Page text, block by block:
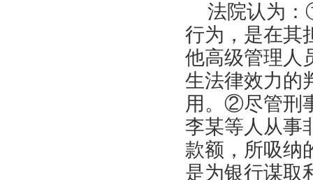
法院认为：
行为，是在其
他高级管理人
生法律效力的
用。②尽管刑
李某等人从事
款额，所吸纳
是为银行谋取